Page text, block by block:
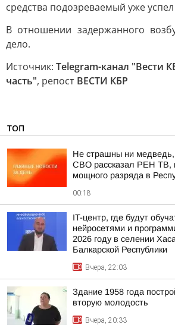
средства подозреваемый уже
В отношении задержанного
дело.
Источник: Telegram-канал "Вести
часть", репост ВЕСТИ КБР
ТОП
Не страшны ни медведь,
СВО рассказал РЕН ТВ,
мощного разряда в
00:18
IT-центр, где будут
нейросетями и
2026 году в селении
Балкарской Республики
Вчера, 22:03
Здание 1958 года
вторую молодость
Вчера, 20:33